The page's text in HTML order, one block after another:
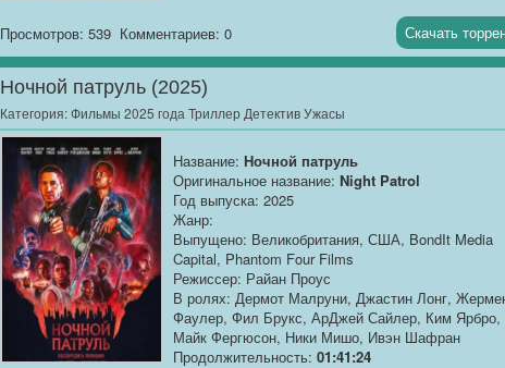
: Риф Хоук когда-то был королём
вечеринок, чьё имя не сходило с обложек жёлтой
прессы. Но пять лет трезвости изменили его.
Теперь он — образцовый гражданин, строит дом
своей...
Просмотров: 539 Комментариев: 0 Скачать
Ночной патруль (2025)
Категория:Фильмы 2025 года Триллер Детектив Ужасы
Название: Ночной патруль
Оригинальное название: Night Patrol
Год выпуска: 2025
Жанр:
Выпущено: Великобритания, США, BondIt Media
Capital, Phantom Four Films
Режиссер: Райан Проус
В ролях: Дермот Малруни, Джастин Лонг,
Фаулер, Фил Брукс, АрДжей Сайлер, Ким Ярбро,
Майк Фергюсон, Ники Мишо, Ивэн Шафран
Продолжительность: 01:41:24